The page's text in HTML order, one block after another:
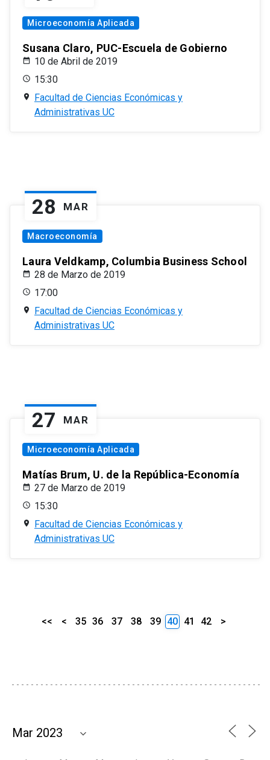
Microeconomía Aplicada
Susana Claro, PUC-Escuela de Gobierno
10 de Abril de 2019
15:30
Facultad de Ciencias Económicas y
Administrativas UC
28 MAR
Macroeconomía
Laura Veldkamp, Columbia Business School
28 de Marzo de 2019
17:00
Facultad de Ciencias Económicas y
Administrativas UC
27 MAR
Microeconomía Aplicada
Matías Brum, U. de la República-Economía
27 de Marzo de 2019
15:30
Facultad de Ciencias Económicas y
Administrativas UC
<< < 35 36 37 38 39 40 41 42 >